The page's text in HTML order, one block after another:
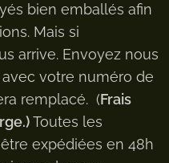
bien emballés afin
Mais si
arrive. Envoyez nous
votre numéro de
remplacé. (Frais
Toutes les
expédiées en 48h